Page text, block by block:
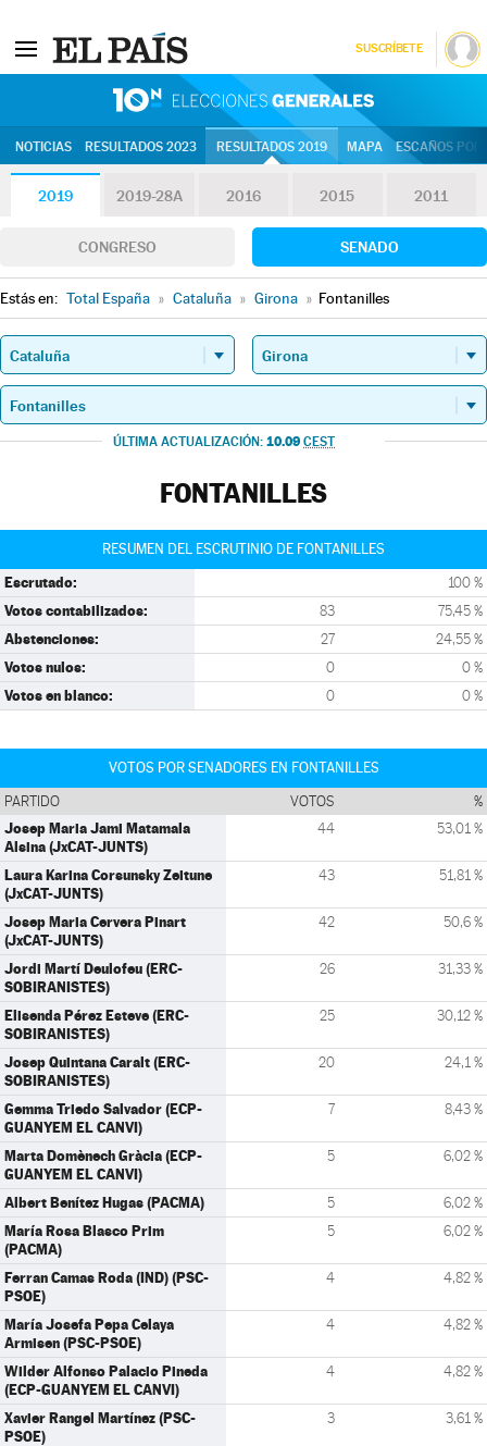
SUSCRÍBETE
NOTICIAS RESULTADOS 2023 RESULTADOS 2019 MAPA ESCAÑOS
2019 2019-28A 2016 2015 2011
CONGRESO SENADO
Estás en: Total España » Cataluña » Girona » Fontanilles
ÚLTIMA ACTUALIZACIÓN: 10.09 CEST
FONTANILLES
RESUMEN DEL ESCRUTINIO DE FONTANILLES
Escrutado: 100 %
Votos contabilizados: 83 75,45 %
Abstenciones: 27 24,55 %
Votos nulos: 0 0 %
Votos en blanco: 0 0 %
VOTOS POR SENADORES EN FONTANILLES
PARTIDO VOTOS %
Josep Maria Jami Matamala
Alsina (JxCAT-JUNTS)
44 53,01 %
Laura Karina Corsunsky Zeitune
(JxCAT-JUNTS)
43 51,81 %
Josep Maria Cervera Pinart
(JxCAT-JUNTS)
42 50,6 %
Jordi Martí Deulofeu (ERC-
SOBIRANISTES)
26 31,33 %
Elisenda Pérez Esteve (ERC-
SOBIRANISTES)
25 30,12 %
Josep Quintana Caralt (ERC-
SOBIRANISTES)
20 24,1 %
Gemma Triedo Salvador (ECP-
GUANYEM EL CANVI)
7 8,43 %
Marta Domènech Gràcia (ECP-
GUANYEM EL CANVI)
5 6,02 %
Albert Benítez Hugas (PACMA) 5 6,02 %
María Rosa Blasco Prim
(PACMA)
5 6,02 %
Ferran Camas Roda (IND) (PSC-
PSOE)
4 4,82 %
María Josefa Pepa Celaya
Armisen (PSC-PSOE)
4 4,82 %
Wilder Alfonso Palacio Pineda
(ECP-GUANYEM EL CANVI)
4 4,82 %
Xavier Rangel Martínez (PSC-
PSOE)
3 3,61 %